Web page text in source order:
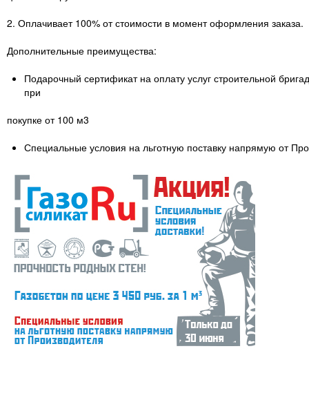
2. Оплачивает 100% от стоимости в момент оформления заказа.
Дополнительные преимущества:
Подарочный сертификат на оплату услуг строительной
при
покупке от 100 м3
Специальные условия на льготную поставку напрямую от